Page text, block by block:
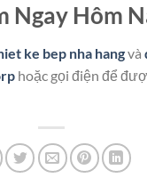
Ngay Hôm
ke bep nha hangvà
hoặc gọi điện để